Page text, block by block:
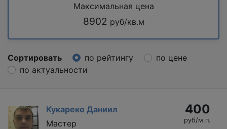
Максимальная цена
8902 руб/кв.м
Сортировать по рейтингу
по цене
по актуальности
Кукареко Даниил
Мастер
400
руб/м.п.